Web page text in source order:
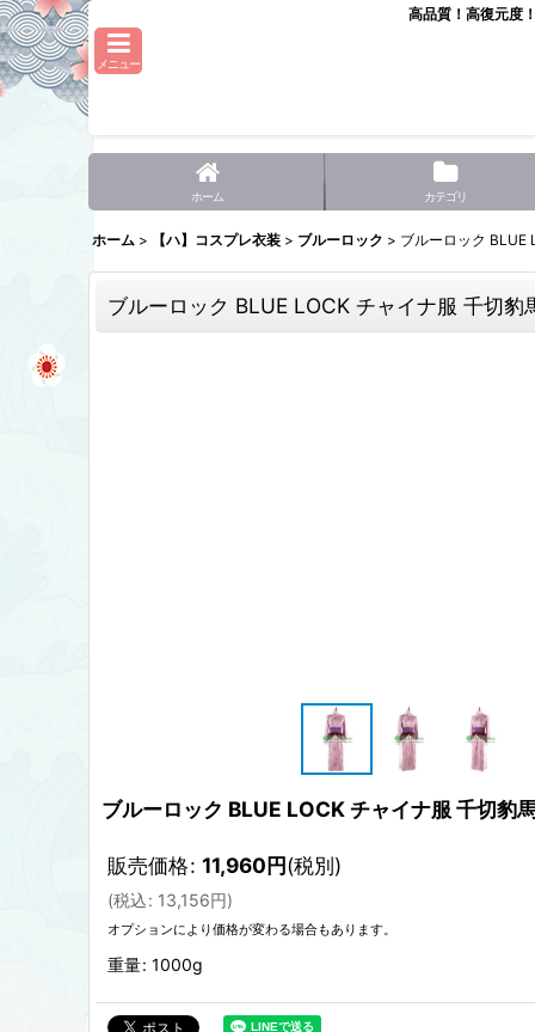
高品質！高復元度
メニュー
ホーム カテゴリ
ホーム > 【ハ】コスプレ衣装 > ブルーロック > ブルーロック BLUE
ブルーロック BLUE LOCK チャイナ服 千切
ブルーロック BLUE LOCK チャイナ服 千切豹
販売価格: 11,960円(税別)
(税込: 13,156円)
オプションにより価格が変わる場合もあります。
重量: 1000g